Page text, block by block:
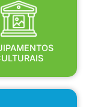
CULTURAIS